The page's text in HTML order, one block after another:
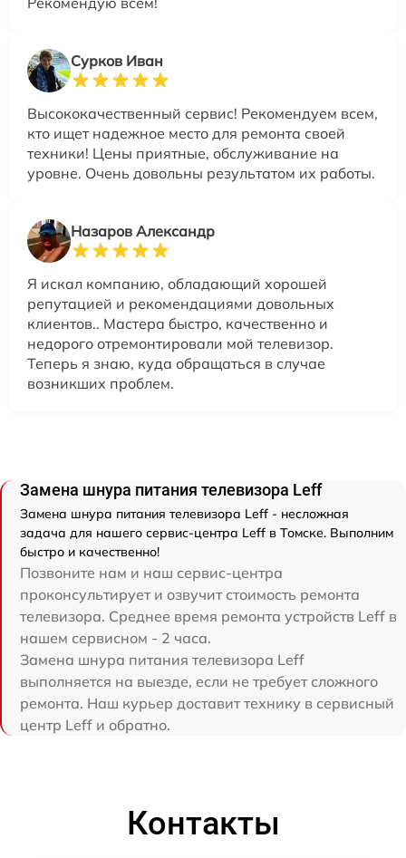
Сурков Иван
Высококачественный сервис! Рекомендуем всем,
кто ищет надежное место для ремонта своей
техники! Цены приятные, обслуживание на
уровне. Очень довольны результатом их работы.
Назаров Александр
Я искал компанию, обладающий хорошей
репутацией и рекомендациями довольных
клиентов.. Мастера быстро, качественно и
недорого отремонтировали мой телевизор.
Теперь я знаю, куда обращаться в случае
возникших проблем.
Замена шнура питания телевизора Leff
Замена шнура питания телевизора Leff - несложная
задача для нашего сервис-центра Leff в Томске. Выполним
быстро и качественно!
Позвоните нам и наш сервис-центра
проконсультирует и озвучит стоимость ремонта
телевизора. Среднее время ремонта устройств Leff в
нашем сервисном - 2 часа.
Замена шнура питания телевизора Leff
выполняется на выезде, если не требует сложного
ремонта. Наш курьер доставит технику в сервисный
центр Leff и обратно.
Контакты